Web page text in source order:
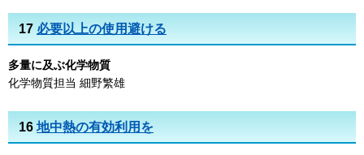
17 必要以上の使用避ける
多量に及ぶ化学物質
化学物質担当 細野繁雄
16 地中熱の有効利用を